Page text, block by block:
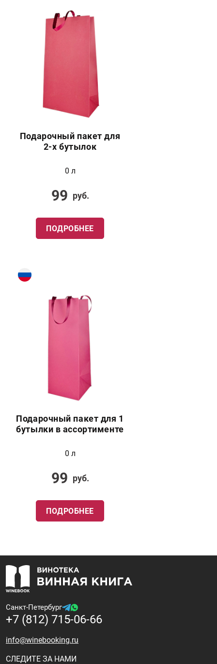
Подарочный пакет для
2-х бутылок
0 л
99 руб.
ПОДРОБНЕЕ
Подарочный пакет для 1
бутылки в ассортименте
0 л
99 руб.
ПОДРОБНЕЕ
Санкт-Петербург
+7 (812) 715-06-66
info@winebooking.ru
СЛЕДИТЕ ЗА НАМИ